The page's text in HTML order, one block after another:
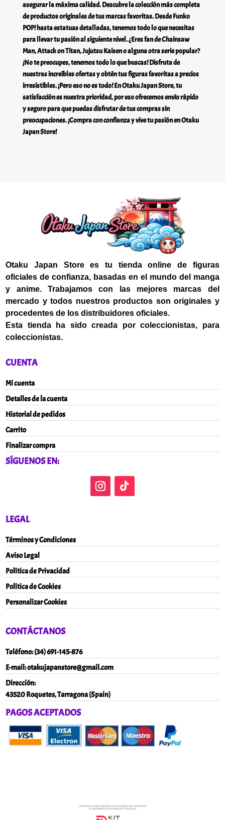
asegurar la máxima calidad. Descubre la colección más completa
de productos originales de tus marcas favoritas. Desde Funko
POP! hasta estatuas detalladas, tenemos todo lo que necesitas
para llevar tu pasión al siguiente nivel. ¿Eres fan de Chainsaw
Man, Attack on Titan, Jujutsu Kaisen o alguna otra serie popular?
¡No te preocupes, tenemos todo lo que buscas! Disfruta de
nuestras increíbles ofertas y obtén tus figuras favoritas a precios
irresistibles. ¡Pero eso no es todo! En Otaku Japan Store, tu
satisfacción es nuestra prioridad, por eso ofrecemos envío rápido
y seguro para que puedas disfrutar de tus compras sin
preocupaciones. ¡Compra con confianza y vive tu pasión en Otaku
Japan Store!
Otaku Japan Storees tu tienda online de figuras
oficiales de confianza, basadas en el mundo del manga
y anime. Trabajamos con las mejores marcas del
mercado y todos nuestros productos son originales y
procedentes de los distribuidores oficiales.
Esta tienda ha sido creada por coleccionistas, para
coleccionistas.
CUENTA
Mi cuenta
Detalles de la cuenta
Historial de pedidos
Carrito
Finalizar compra
SÍGUENOS EN:
LEGAL
Términos y Condiciones
Aviso Legal
Política de Privacidad
Política de Cookies
Personalizar Cookies
CONTÁCTANOS
Teléfono:(34) 691-145-876
E-mail:otakujapanstore@gmail.com
Dirección:
43520 Roquetes, Tarragona (Spain)
PAGOS ACEPTADOS